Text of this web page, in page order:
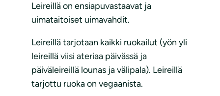
Leireillä on ensiapuvastaavat ja
uimataitoiset uimavahdit.
Leireillä tarjotaan kaikki ruokailut (yön yli
leireillä viisi ateriaa päivässä ja
päiväleireillä lounas ja välipala). Leireillä
tarjottu ruoka on vegaanista.